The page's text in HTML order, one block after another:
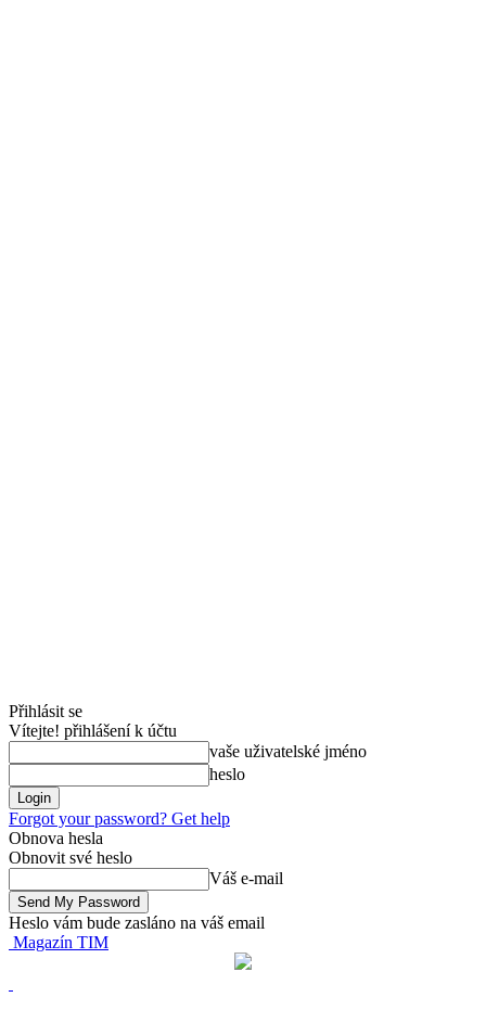
Přihlásit se
Vítejte! přihlášení k účtu
vaše uživatelské jméno
heslo
Forgot your password? Get help
Obnova hesla
Obnovit své heslo
Váš e-mail
Heslo vám bude zasláno na váš email
Magazín TIM